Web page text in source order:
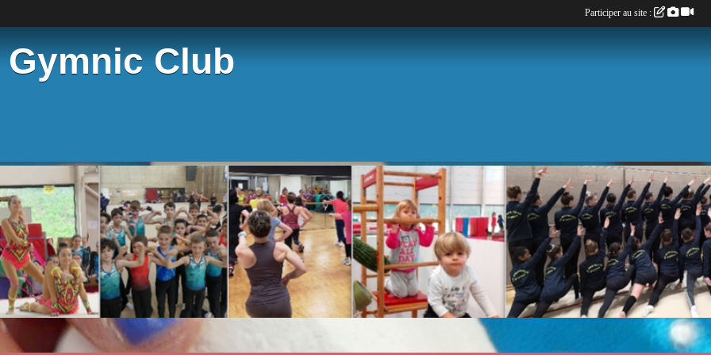
Club
Participer au site :